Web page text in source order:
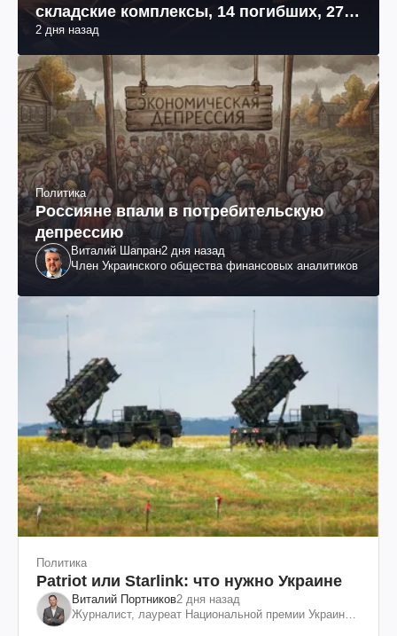
складские комплексы, 14 погибших, 27
раненых (фото, видео)
2 дня назад
Политика
Россияне впали в потребительскую
депрессию
Виталий Шапран2 дня назад
Член Украинского общества финансовых аналитиков
Политика
Patriot или Starlink: что нужно Украине
Виталий Портников2 дня назад
Журналист, лауреат Национальной премии Украины